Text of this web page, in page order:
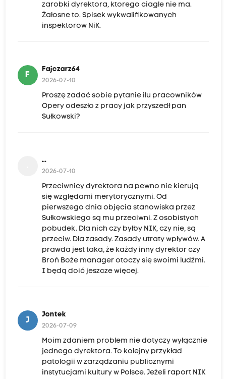
zarobki dyrektora, ktorego ciagle nie ma.
Żałosne to. Spisek wykwalifikowanych
inspektorow NiK.
F
Fajczarz64
2026-07-10
Proszę zadać sobie pytanie ilu pracowników
Opery odeszło z pracy jak przyszedł pan
Sułkowski?
...
2026-07-10
Przeciwnicy dyrektora na pewno nie kierują
się względami merytorycznymi. Od
pierwszego dnia objęcia stanowiska przez
Sułkowskiego są mu przeciwni. Z osobistych
pobudek. Dla nich czy byłby NIK, czy nie, są
przeciw. Dla zasady. Zasady utraty wpływów. A
prawda jest taka, że każdy inny dyrektor czy
Broń Boże manager otoczy się swoimi ludźmi.
I będą doić jeszcze więcej.
J
Jontek
2026-07-09
Moim zdaniem problem nie dotyczy wyłącznie
jednego dyrektora. To kolejny przykład
patologii w zarządzaniu publicznymi
instytucjami kultury w Polsce. Jeżeli raport NIK